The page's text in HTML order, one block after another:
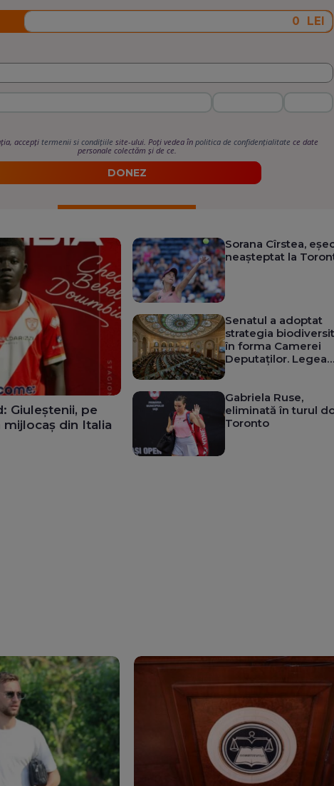
LEI
accepțitermenii si condițiile site-ului. Poți vedea înpolitica de confidențialitate ce date
personale colectăm și de ce.
DONEZ
Giuleștenii, pe
mijlocaș din Italia
Sorana Cîrstea,
neașteptat la
Senatul a adoptat
strategia
în forma Camerei
Deputaților. Legea
Gabriela Ruse,
eliminată în turul
Toronto